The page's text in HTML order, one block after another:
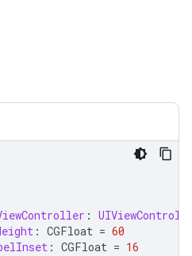
:
: CGFloat = 60
: CGFloat = 16